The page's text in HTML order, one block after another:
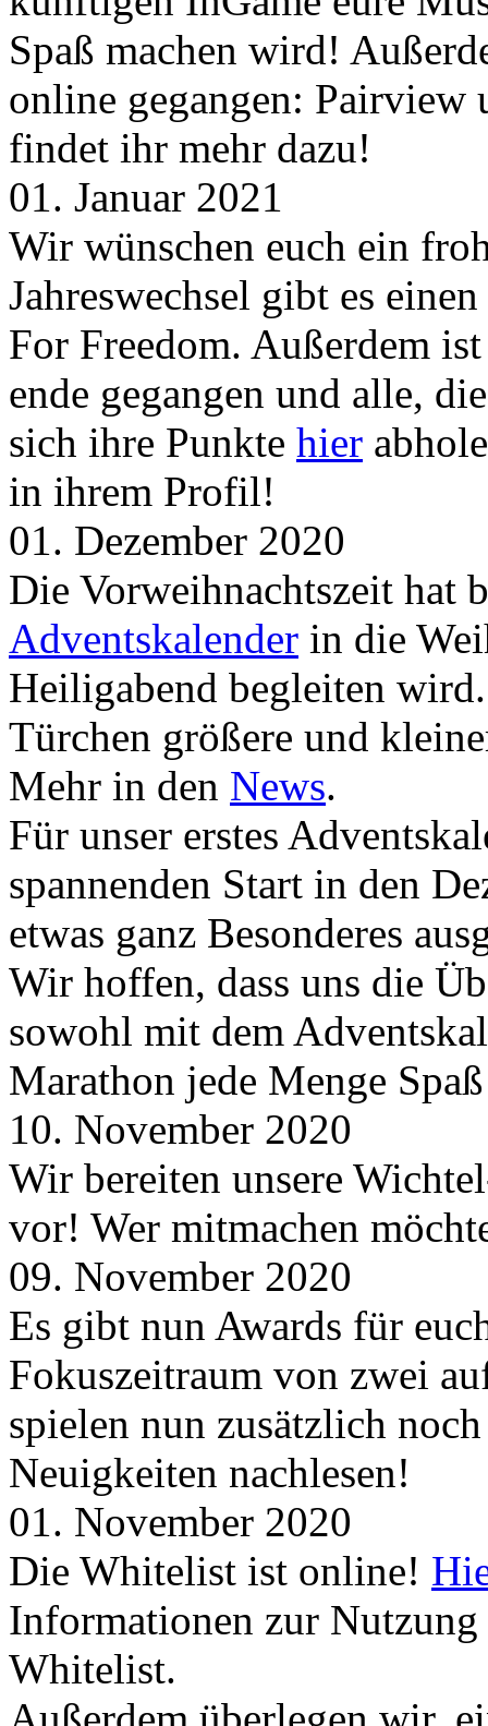
Spaß machen wird!
online gegangen:
findet ihr mehr dazu!
01. Januar 2021
Wir wünschen euch ein
Jahreswechsel gibt es einen
For Freedom. Außerdem
ende gegangen und alle,
sich ihre Punkte hier
in ihrem Profil!
01. Dezember 2020
Die Vorweihnachtszeit hat
Adventskalender in die
Heiligabend begleiten
Türchen größere und
Mehr in den News.
Für unser erstes
spannenden Start in den
etwas ganz Besonderes
Wir hoffen, dass uns die
sowohl mit dem
Marathon jede Menge
10. November 2020
Wir bereiten unsere
vor! Wer mitmachen
09. November 2020
Es gibt nun Awards für
Fokuszeitraum von zwei
spielen nun zusätzlich
Neuigkeiten nachlesen!
01. November 2020
Die Whitelist ist online!
Informationen zur
Whitelist.